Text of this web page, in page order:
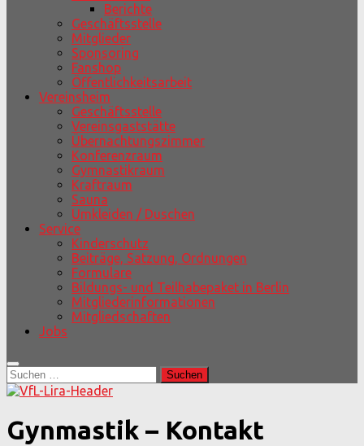
Berichte
Geschäftsstelle
Mitglieder
Sponsoring
Fanshop
Öffentlichkeitsarbeit
Vereinsheim
Geschäftsstelle
Vereinsgaststätte
Übernachtungszimmer
Konferenzraum
Gymnastikraum
Kraftraum
Sauna
Umkleiden / Duschen
Service
Kinderschutz
Beiträge, Satzung, Ordnungen
Formulare
Bildungs- und Teilhabepaket in Berlin
Mitgliederinformationen
Mitgliedschaften
Jobs
Suchen
nach:
Gynmastik – Kontakt